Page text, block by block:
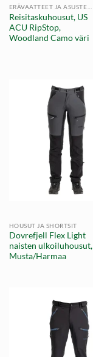
Reisitaskuhousut, US
ACU RipStop,
Woodland Camo väri
HOUSUT JA SHORTSIT
Dovrefjell Flex Light
naisten ulkoiluhousut,
Musta/Harmaa